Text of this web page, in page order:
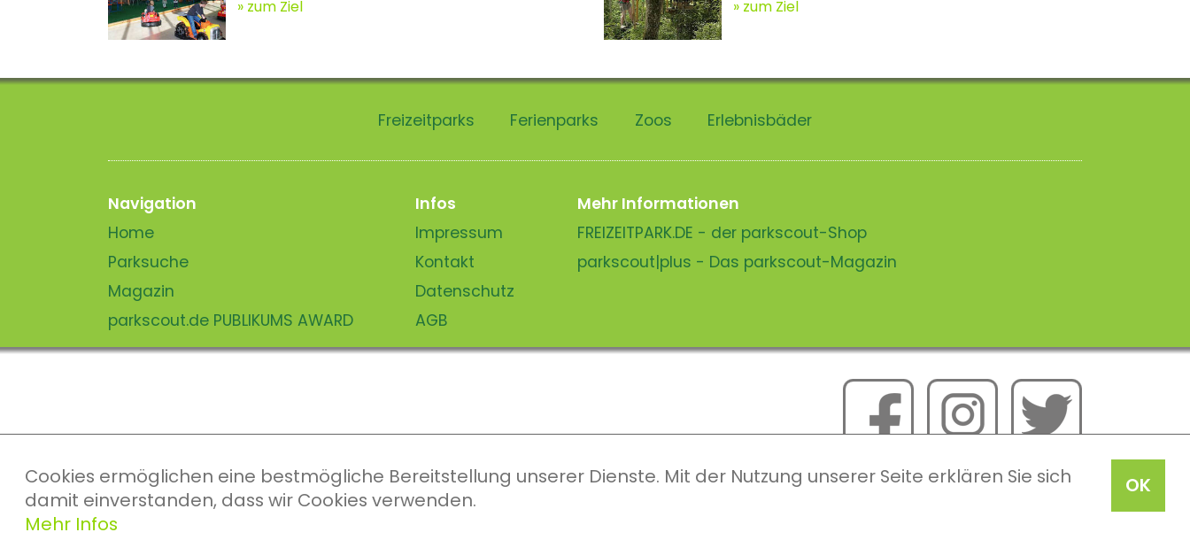
OK
Cookies ermöglichen eine bestmögliche Bereitstellung unserer Dienste. Mit der Nutzung unserer Seite erklären Sie sich
damit einverstanden, dass wir Cookies verwenden.
Mehr Infos
zum Ziel
zum Ziel
Freizeitparks Ferienparks Zoos Erlebnisbäder
Navigation
Home
Parksuche
Magazin
parkscout.de PUBLIKUMS AWARD
Infos
Impressum
Kontakt
Datenschutz
AGB
Mehr Informationen
FREIZEITPARK.DE - der parkscout-Shop
parkscout|plus - Das parkscout-Magazin